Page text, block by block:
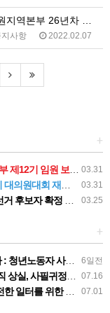
지역본부 26년차 …
지사항 2022.02.07
+
03.31
보궐선거결과 공고
03.31
대회 재소집 건
03.25
보자 확정 공고
+
6일전
과 재발방지 대책 마련하라
07.16
실, 사필귀정이다
07.01
폭염감시단 선포 기자회견